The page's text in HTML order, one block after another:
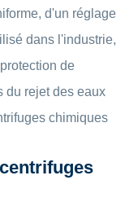
d'un réglage
dans l'industrie,
de
du rejet des eaux
chimiques